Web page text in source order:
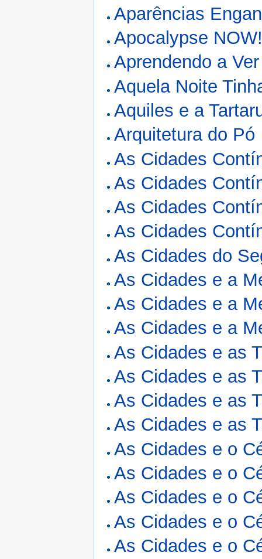
Aparências
Apocalypse
Aprendendo a Ver
Aquela Noite
Aquiles e a
Arquitetura do Pó
As Cidades
As Cidades
As Cidades
As Cidades
As Cidades do
As Cidades e a
As Cidades e a
As Cidades e a
As Cidades e as
As Cidades e as
As Cidades e as
As Cidades e as
As Cidades e o
As Cidades e o
As Cidades e o
As Cidades e o
As Cidades e o